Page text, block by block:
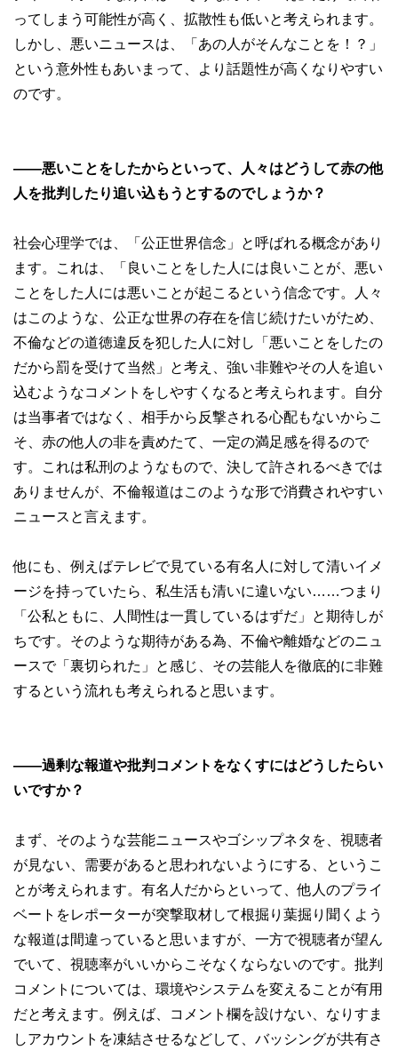
ってしまう可能性が高く、拡散性も低いと考えられます。
しかし、悪いニュースは、「あの人がそんなことを！？」
という意外性もあいまって、より話題性が高くなりやすい
のです。
――悪いことをしたからといって、人々はどうして赤の他
人を批判したり追い込もうとするのでしょうか？
社会心理学では、「公正世界信念」と呼ばれる概念があり
ます。これは、「良いことをした人には良いことが、悪い
ことをした人には悪いことが起こるという信念です。人々
はこのような、公正な世界の存在を信じ続けたいがため、
不倫などの道徳違反を犯した人に対し「悪いことをしたの
だから罰を受けて当然」と考え、強い非難やその人を追い
込むようなコメントをしやすくなると考えられます。自分
は当事者ではなく、相手から反撃される心配もないからこ
そ、赤の他人の非を責めたて、一定の満足感を得るので
す。これは私刑のようなもので、決して許されるべきでは
ありませんが、不倫報道はこのような形で消費されやすい
ニュースと言えます。
他にも、例えばテレビで見ている有名人に対して清いイメ
ージを持っていたら、私生活も清いに違いない……つまり
「公私ともに、人間性は一貫しているはずだ」と期待しが
ちです。そのような期待がある為、不倫や離婚などのニュ
ースで「裏切られた」と感じ、その芸能人を徹底的に非難
するという流れも考えられると思います。
――過剰な報道や批判コメントをなくすにはどうしたらい
いですか？
まず、そのような芸能ニュースやゴシップネタを、視聴者
が見ない、需要があると思われないようにする、というこ
とが考えられます。有名人だからといって、他人のプライ
ベートをレポーターが突撃取材して根掘り葉掘り聞くよう
な報道は間違っていると思いますが、一方で視聴者が望ん
でいて、視聴率がいいからこそなくならないのです。批判
コメントについては、環境やシステムを変えることが有用
だと考えます。例えば、コメント欄を設けない、なりすま
しアカウントを凍結させるなどして、バッシングが共有さ